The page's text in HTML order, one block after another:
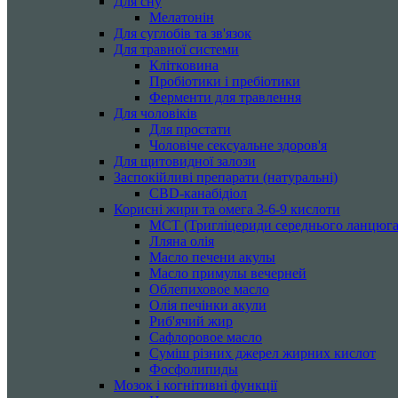
Мелатонін
Для суглобів та зв'язок
Для травної системи
Клітковина
Пробіотики і пребіотики
Ферменти для травлення
Для чоловіків
Для простати
Чоловіче сексуальне здоров'я
Для щитовидної залози
Заспокійливі препарати (натуральні)
CBD-канабідіол
Корисні жири та омега 3-6-9 кислоти
MCT (Тригліцериди середнього
Лляна олія
Масло печени акулы
Масло примулы вечерней
Облепиховое масло
Олія печінки акули
Риб'ячий жир
Сафлоровое масло
Суміш різних джерел жирних кислот
Фосфолипиды
Мозок і когнітивні функції